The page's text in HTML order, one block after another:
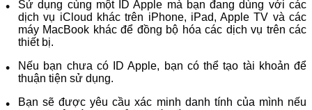
Sử dụng cùng một ID Apple mà bạn đang dùng với các
dịch vụ iCloud khác trên iPhone, iPad, Apple TV và các
máy MacBook khác để đồng bộ hóa các dịch vụ trên các
thiết bị.
Nếu bạn chưa có ID Apple, bạn có thể tạo tài khoản để
thuận tiện sử dụng.
Bạn sẽ được yêu cầu xác minh danh tính của mình nếu